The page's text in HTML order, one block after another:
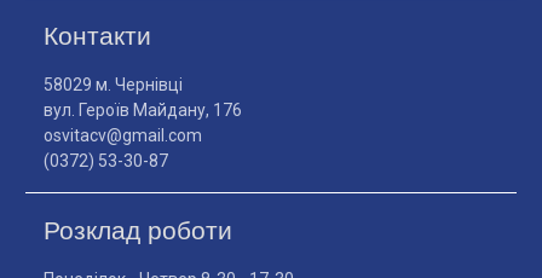
Контакти
58029 м. Чернівці
вул. Героїв Майдану, 176
osvitacv@gmail.com
(0372) 53-30-87
Розклад роботи